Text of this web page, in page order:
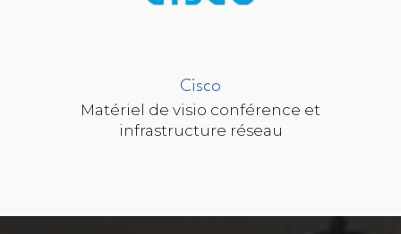
Cisco
Matériel de visio conférence et
infrastructure réseau